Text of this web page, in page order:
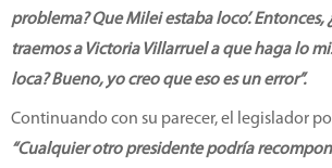
problema? Que Milei estaba loco’. Entonces,
traemos a Victoria Villarruel a que haga lo
loca? Bueno, yo creo que eso es un error”.
Continuando con su parecer, el legislador
“Cualquier otro presidente podría